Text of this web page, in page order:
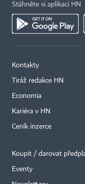
Stáhněte si aplikaci HN
Kontakty
Tiráž redakce HN
Economia
Kariéra v HN
Ceník inzerce
Koupit / darovat
Eventy